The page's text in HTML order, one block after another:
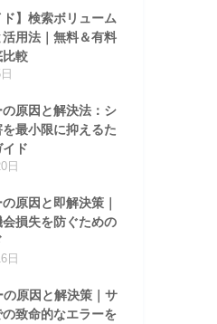
ド】検索ボリューム
用法｜無料＆有料
比較
原因と解決法：シ
最小限に抑えるた
ド
日
原因と即解決策｜
会損失を防ぐための
日
原因と解決策｜サ
致命的なエラーを